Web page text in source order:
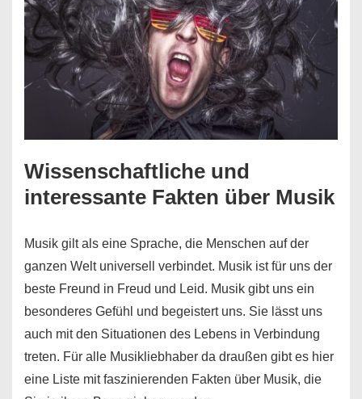
Wissenschaftliche und
interessante Fakten über Musik
Musik gilt als eine Sprache, die Menschen auf der
ganzen Welt universell verbindet. Musik ist für uns der
beste Freund in Freud und Leid. Musik gibt uns ein
besonderes Gefühl und begeistert uns. Sie lässt uns
auch mit den Situationen des Lebens in Verbindung
treten. Für alle Musikliebhaber da draußen gibt es hier
eine Liste mit faszinierenden Fakten über Musik, die